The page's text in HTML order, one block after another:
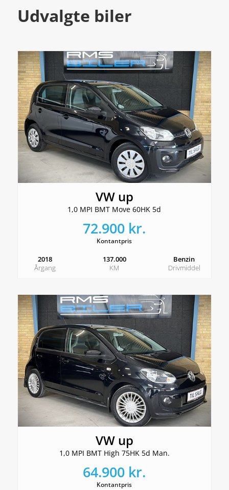
Udvalgte biler
VW up
1,0 MPI BMT Move 60HK 5d
72.900 kr.
Kontantpris
2018
Årgang
137.000
KM
Benzin
Drivmiddel
VW up
1,0 MPI BMT High 75HK 5d Man.
64.900 kr.
Kontantpris